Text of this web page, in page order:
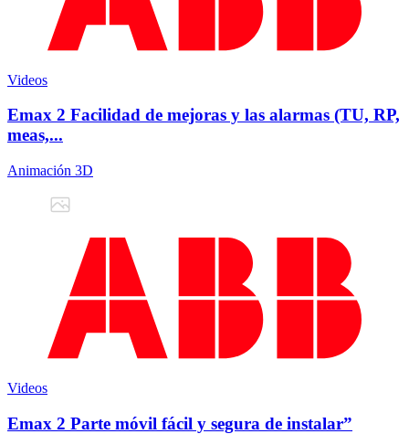
Videos
Emax 2 Facilidad de mejoras y las alarmas (TU, RP,
meas,...
Animación 3D
Videos
Emax 2 Parte móvil fácil y segura de instalar”